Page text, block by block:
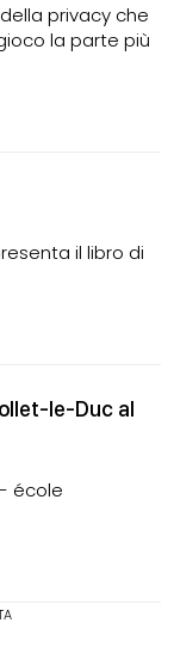
privacy che
la parte più
il libro di
le-Duc al
école